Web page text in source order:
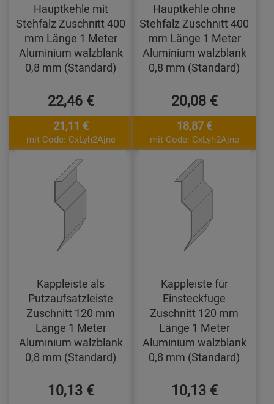
Hauptkehle mit
Stehfalz Zuschnitt 400
mm Länge 1 Meter
Aluminium walzblank
0,8 mm (Standard)
22,46 €
21,11 €
mit Code: CxLyh2Ajne
Hauptkehle ohne
Stehfalz Zuschnitt 400
mm Länge 1 Meter
Aluminium walzblank
0,8 mm (Standard)
20,08 €
18,87 €
mit Code: CxLyh2Ajne
Kappleiste als
Putzaufsatzleiste
Zuschnitt 120 mm
Länge 1 Meter
Aluminium walzblank
0,8 mm (Standard)
10,13 €
Kappleiste für
Einsteckfuge
Zuschnitt 120 mm
Länge 1 Meter
Aluminium walzblank
0,8 mm (Standard)
10,13 €